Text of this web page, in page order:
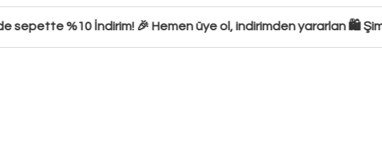
%10 İndirim! 🎉 Hemen üye ol, indirimden yararlan 🛍️ Şimdi